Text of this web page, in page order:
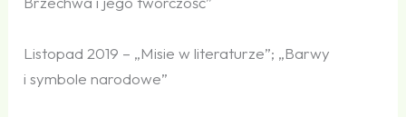
Listopad 2019 – „Misie w literaturze”; „Barwy
i symbole narodowe”